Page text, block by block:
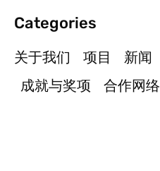
Categories
关于我们 项目 新闻
成就与奖项
合作网络